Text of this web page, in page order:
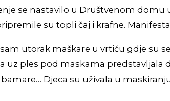
se nastavilo u Društvenom
su topli čaj i krafne.
utorak maškare u vrtiću gdje su
ples pod maskama predstavljala
Djeca su uživala u